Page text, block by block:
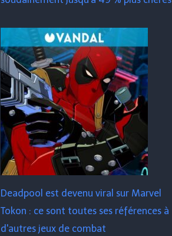
Deadpool est devenu viral sur Marvel
Tokon : ce sont toutes ses références à
d'autres jeux de combat